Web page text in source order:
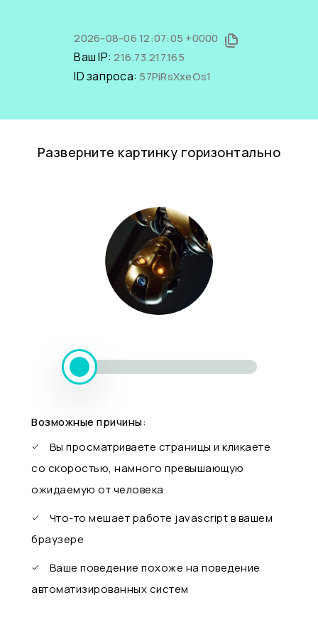
2026-08-06 12:07:05 +0000
Ваш IP:216.73.217.165
ID запроса: 57PiRsXxeOs1
Разверните картинку горизонтально
Возможные причины:
Вы просматриваете страницы и кликаете
со скоростью, намного превышающую
ожидаемую от человека
Что-то мешает работе javascript в вашем
браузере
Ваше поведение похоже на поведение
автоматизированных систем